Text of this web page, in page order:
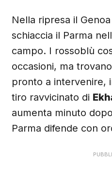
Nella ripresa il
schiaccia il Parma
campo. I rossoblù
occasioni, ma
pronto a intervenire,
tiro ravvicinato di
aumenta minuto
Parma difende con